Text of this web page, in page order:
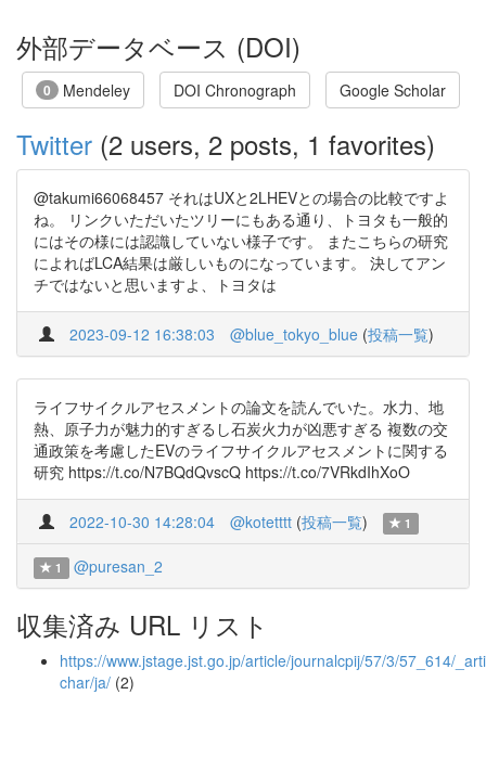
外部データベース (DOI)
0 Mendeley DOI Chronograph Google Scholar
Twitter (2 users, 2 posts, 1 favorites)
@takumi66068457 それはUXと2LHEVとの場合の比較ですよ
ね。 リンクいただいたツリーにもある通り、トヨタも一般的
にはその様には認識していない様子です。 またこちらの研究
によればLCA結果は厳しいものになっています。 決してアン
チではないと思いますよ、トヨタは
2023-09-12 16:38:03 @blue_tokyo_blue (投稿一覧)
ライフサイクルアセスメントの論文を読んでいた。水力、地
熱、原子力が魅力的すぎるし石炭火力が凶悪すぎる 複数の交
通政策を考慮したEVのライフサイクルアセスメントに関する
研究 https://t.co/N7BQdQvscQ https://t.co/7VRkdIhXoO
2022-10-30 14:28:04 @kotetttt (投稿一覧) 1
1 @puresan_2
収集済み URL リスト
https://www.jstage.jst.go.jp/article/journalcpij/57/3/57_614/
char/ja/ (2)